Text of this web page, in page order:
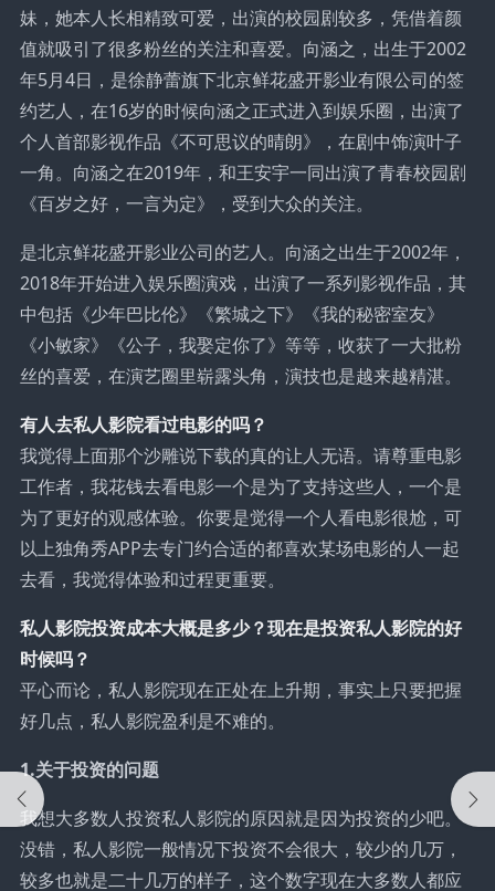
妹，她本人长相精致可爱，出演的校园剧较多，凭借着颜
值就吸引了很多粉丝的关注和喜爱。向涵之，出生于2002
年5月4日，是徐静蕾旗下北京鲜花盛开影业有限公司的签
约艺人，在16岁的时候向涵之正式进入到娱乐圈，出演了
个人首部影视作品《不可思议的晴朗》，在剧中饰演叶子
一角。向涵之在2019年，和王安宇一同出演了青春校园剧
《百岁之好，一言为定》，受到大众的关注。
是北京鲜花盛开影业公司的艺人。向涵之出生于2002年，
2018年开始进入娱乐圈演戏，出演了一系列影视作品，其
中包括《少年巴比伦》《繁城之下》《我的秘密室友》
《小敏家》《公子，我娶定你了》等等，收获了一大批粉
丝的喜爱，在演艺圈里崭露头角，演技也是越来越精湛。
有人去私人影院看过电影的吗？
我觉得上面那个沙雕说下载的真的让人无语。请尊重电影
工作者，我花钱去看电影一个是为了支持这些人，一个是
为了更好的观感体验。你要是觉得一个人看电影很尬，可
以上独角秀APP去专门约合适的都喜欢某场电影的人一起
去看，我觉得体验和过程更重要。
私人影院投资成本大概是多少？现在是投资私人影院的好
时候吗？
平心而论，私人影院现在正处在上升期，事实上只要把握
好几点，私人影院盈利是不难的。
1.关于投资的问题
我想大多数人投资私人影院的原因就是因为投资的少吧。
没错，私人影院一般情况下投资不会很大，较少的几万，
较多也就是二十几万的样子，这个数字现在大多数人都应